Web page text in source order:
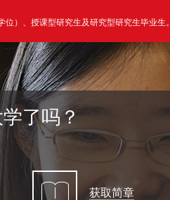
）、授课型研究生及研究型研究生毕业生。
了吗？
获取简章